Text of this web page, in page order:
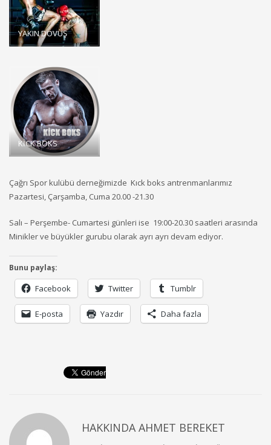
YAKIN DÖVÜŞ
KİCK BOKS
Çağrı Spor kulübü derneğimizde Kıck boks antrenmanlarımız
Pazartesi, Çarşamba, Cuma 20.00 -21.30
Salı – Perşembe- Cumartesi günleri ise 19:00-20.30 saatleri arasında
Minikler ve büyükler gurubu olarak ayrı ayrı devam ediyor.
Bunu paylaş:
Facebook Twitter Tumblr
E-posta Yazdır Daha fazla
HAKKINDA AHMET BEREKET